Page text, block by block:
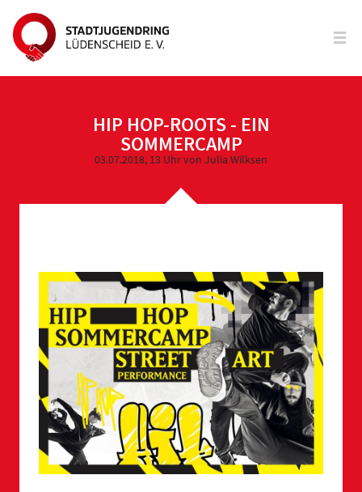
HIP HOP-ROOTS - EIN
SOMMERCAMP
03.07.2018, 13 Uhrvon Julia Wilksen